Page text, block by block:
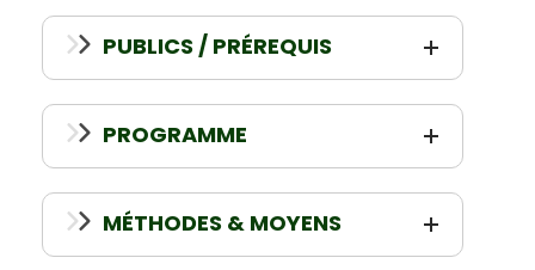
PUBLICS / PRÉREQUIS
PROGRAMME
MÉTHODES & MOYENS